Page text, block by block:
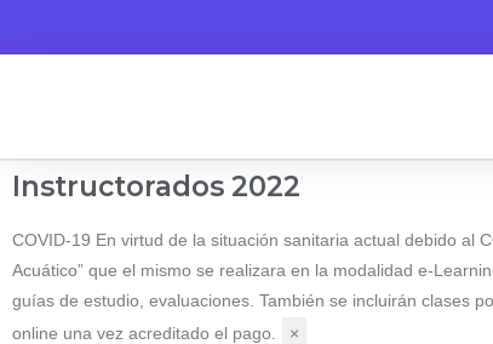
Instructorados 2022
COVID-19 En virtud de la situación sanitaria actual debido al
Acuático” que el mismo se realizara en la modalidad e-
guías de estudio, evaluaciones. También se incluirán clases
online una vez acreditado el pago.
×